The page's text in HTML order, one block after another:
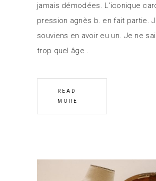
jamais démodées. L'iconique
pression agnès b. en fait partie.
souviens en avoir eu un. Je ne
trop quel âge
READ
MORE